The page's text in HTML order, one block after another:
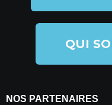
QUI
NOS PARTENAIRES